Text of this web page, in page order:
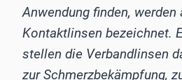
Anwendung finden,
Kontaktlinsen bezeichnet.
stellen die Verbandlinsen
zur Schmerzbekämpfung,